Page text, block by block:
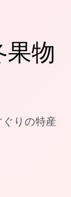
果物
りの特産